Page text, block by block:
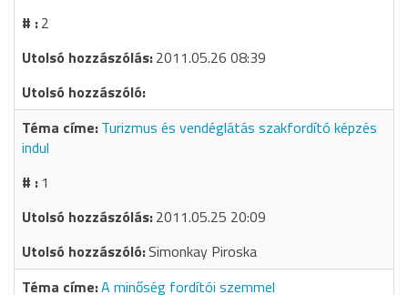
2
2011.05.26 08:39
Turizmus és vendéglátás szakfordító képzés
indul
1
2011.05.25 20:09
Simonkay Piroska
A minőség fordítói szemmel